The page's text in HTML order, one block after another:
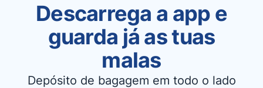
Descarrega a app e
guarda já as tuas
malas
Depósito de bagagem em todo o lado